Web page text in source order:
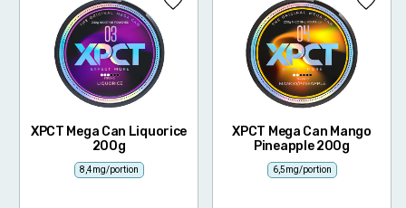
XPCT Mega Can Liquorice
200g
8,4mg/portion
Lägg till i favoriter
XPCT Mega Can Mango
Pineapple 200g
6,5mg/portion
Lägg